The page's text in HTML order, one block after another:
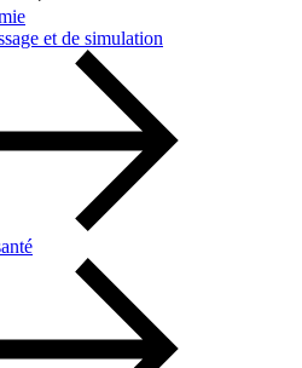
et de simulation